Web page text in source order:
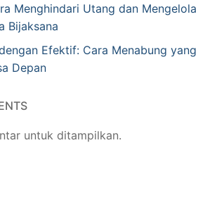
Menghindari Utang dan Mengelola
Bijaksana
Efektif: Cara Menabung yang
Depan
untuk ditampilkan.